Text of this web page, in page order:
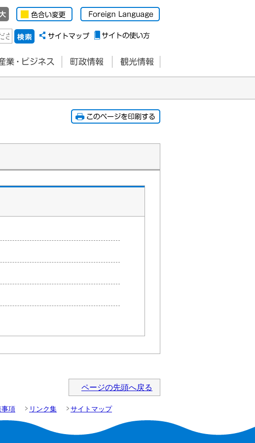
ページの先頭へ戻る
事項 リンク集 サイトマップ